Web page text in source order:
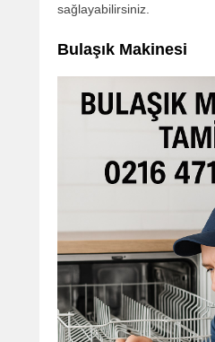
sağlayabilirsiniz.
Bulaşık Makinesi